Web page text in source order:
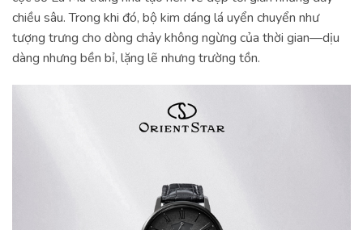
chiều sâu. Trong khi đó, bộ kim dáng lá uyển chuyển như
tượng trưng cho dòng chảy không ngừng của thời gian—dịu
dàng nhưng bền bỉ, lặng lẽ nhưng trường tồn.